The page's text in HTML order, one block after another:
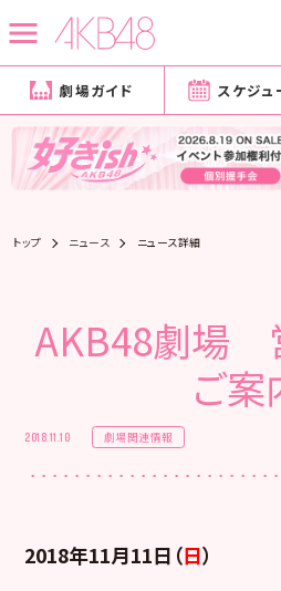
劇場ガイド スケジュ
トップ ニュース ニュース詳細
AKB48劇場
ご案
2018.11.10 劇場関連情報
2018年11月11日（日）